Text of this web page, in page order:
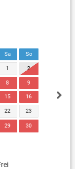
Sa So
1 2
8 9
15 16
22 23
29 30